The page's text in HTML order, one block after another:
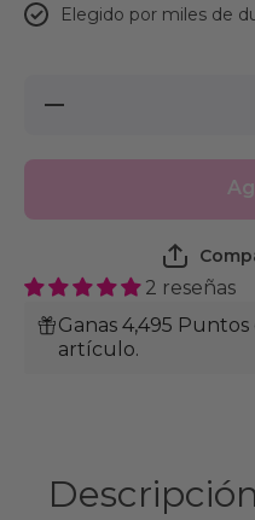
Elegido por miles de
Reducir
2 reseñas
Ganas 4,495
artículo.
Descripción